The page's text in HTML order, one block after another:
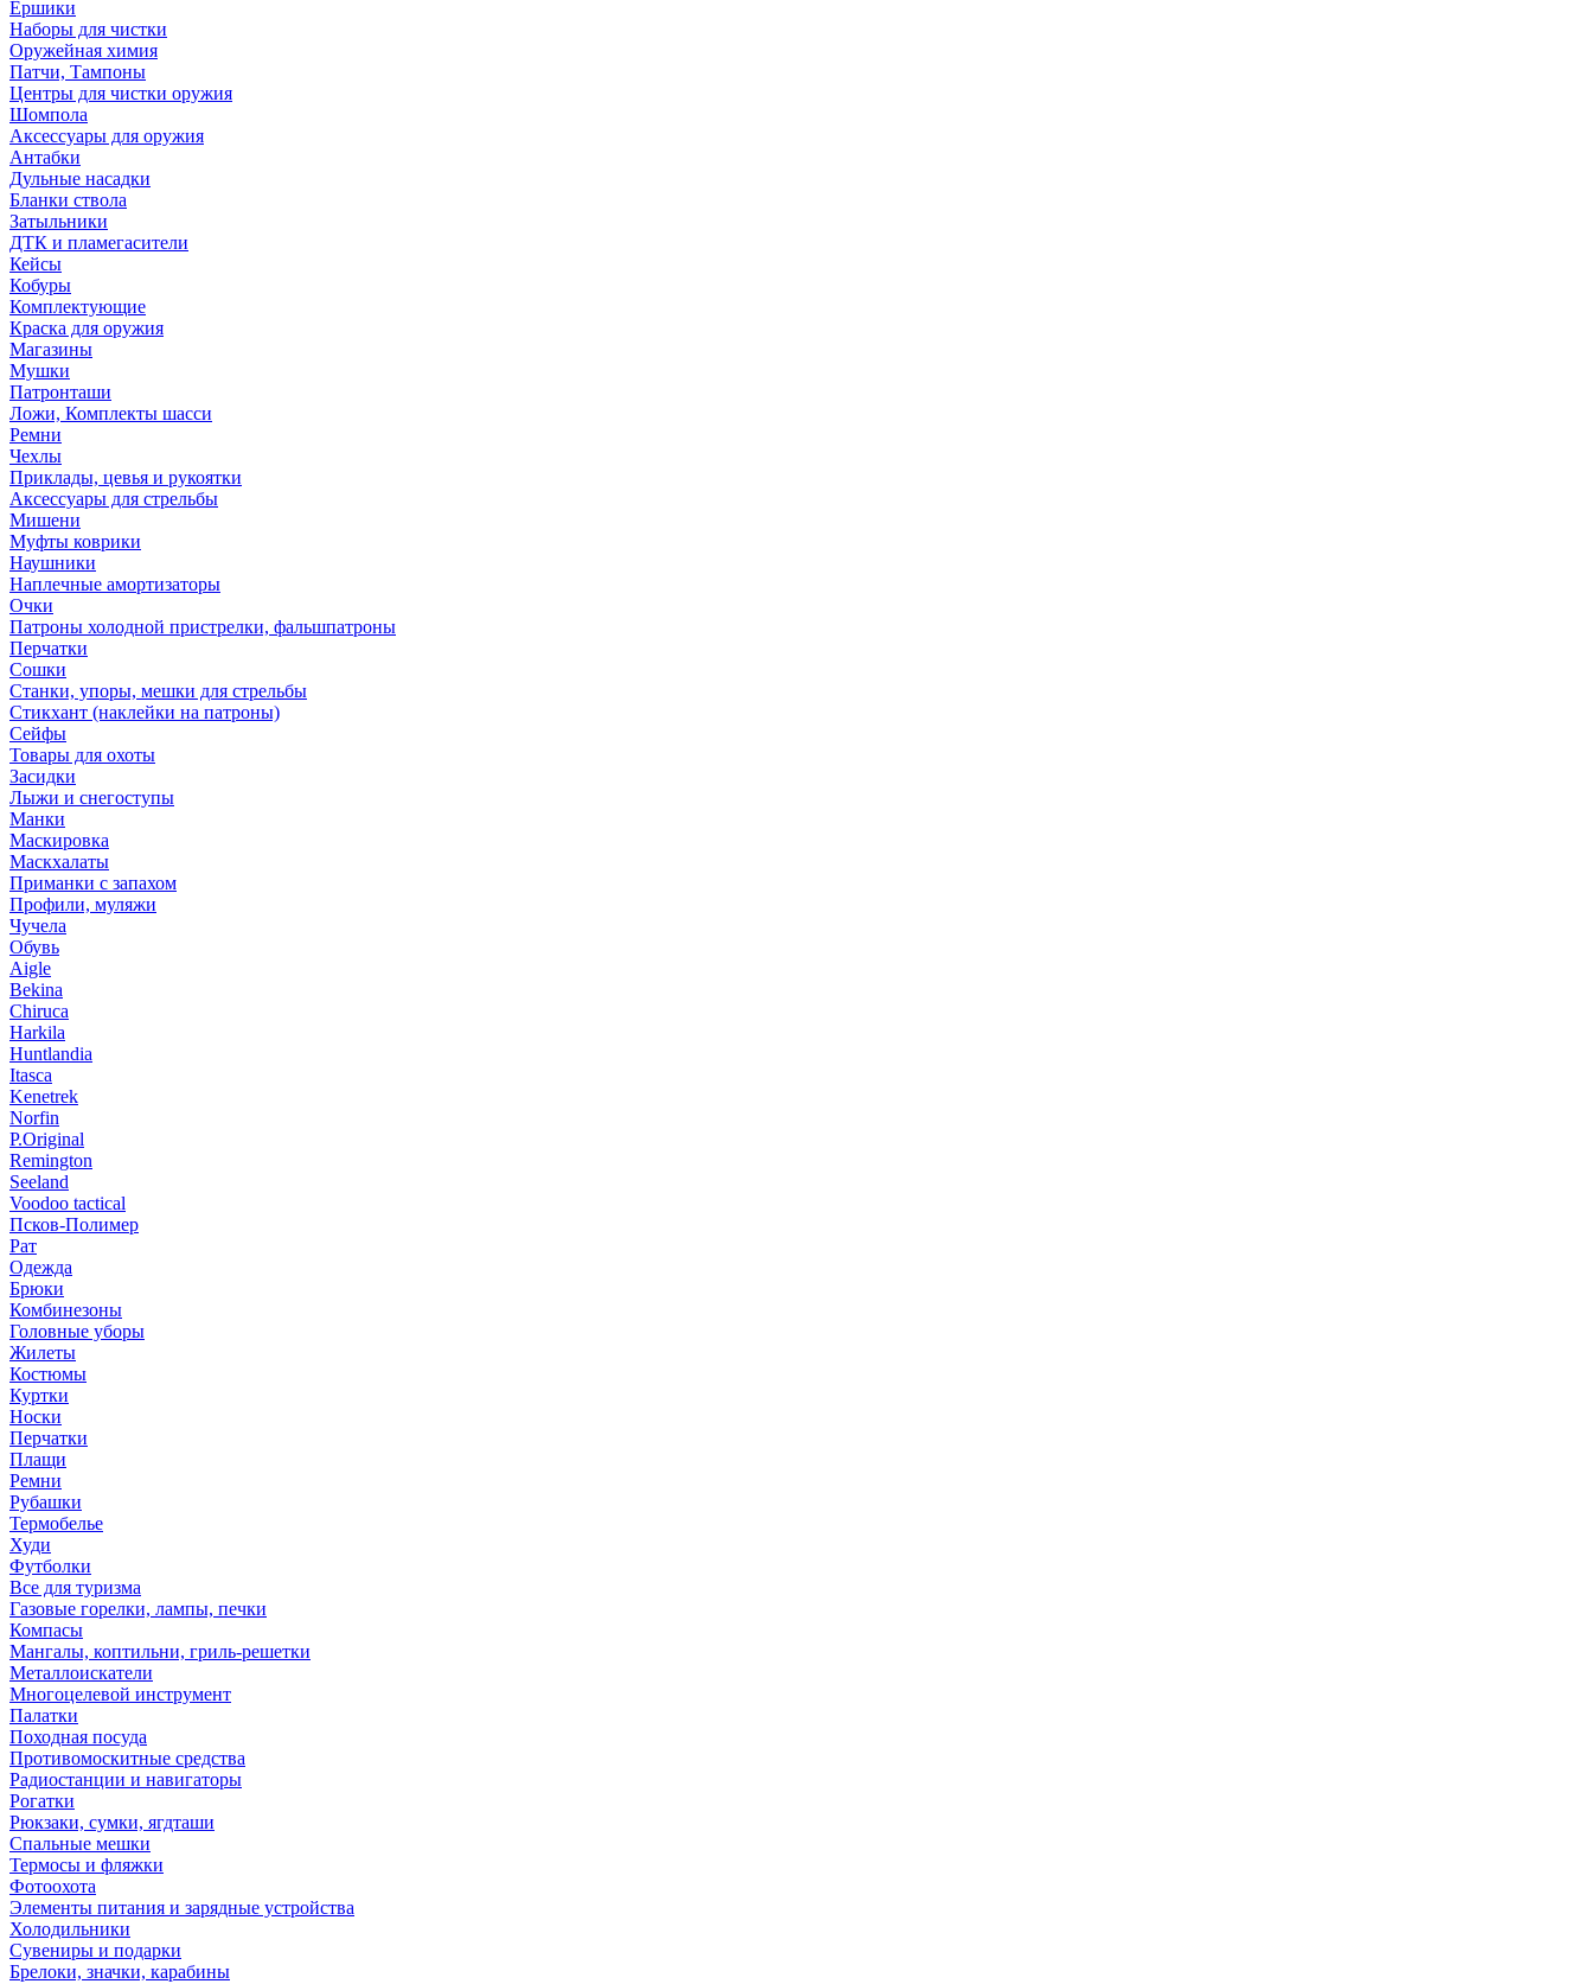
Ёршики
Наборы для чистки
Оружейная химия
Патчи, Тампоны
Центры для чистки оружия
Шомпола
Аксессуары для оружия
Антабки
Дульные насадки
Бланки ствола
Затыльники
ДТК и пламегасители
Кейсы
Кобуры
Комплектующие
Краска для оружия
Магазины
Мушки
Патронташи
Ложи, Комплекты шасси
Ремни
Чехлы
Приклады, цевья и рукоятки
Аксессуары для стрельбы
Мишени
Муфты коврики
Наушники
Наплечные амортизаторы
Очки
Патроны холодной пристрелки, фальшпатроны
Перчатки
Сошки
Станки, упоры, мешки для стрельбы
Стикхант (наклейки на патроны)
Сейфы
Товары для охоты
Засидки
Лыжи и снегоступы
Манки
Маскировка
Маскхалаты
Приманки с запахом
Профили, муляжи
Чучела
Обувь
Aigle
Bekina
Chiruсa
Harkila
Huntlandia
Itasca
Kenetrek
Norfin
P.Original
Remington
Seeland
Voodoo tactical
Псков-Полимер
Рат
Одежда
Брюки
Комбинезоны
Головные уборы
Жилеты
Костюмы
Куртки
Носки
Перчатки
Плащи
Ремни
Рубашки
Термобелье
Худи
Футболки
Все для туризма
Газовые горелки, лампы, печки
Компасы
Мангалы, коптильни, гриль-решетки
Металлоискатели
Многоцелевой инструмент
Палатки
Походная посуда
Противомоскитные средства
Радиостанции и навигаторы
Рогатки
Рюкзаки, сумки, ягдташи
Спальные мешки
Термосы и фляжки
Фотоохота
Элементы питания и зарядные устройства
Холодильники
Сувениры и подарки
Брелоки, значки, карабины